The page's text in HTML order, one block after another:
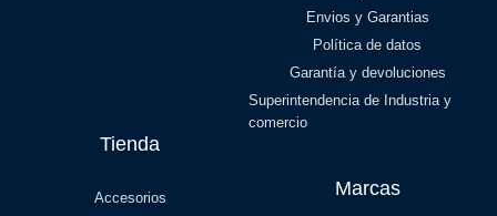
Envios y Garantias
Política de datos
Garantía y devoluciones
Superintendencia de Industria y
comercio
Tienda
Accesorios
Marcas